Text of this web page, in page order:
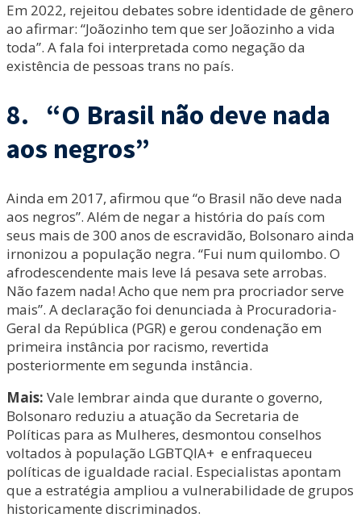
Em 2022, rejeitou debates sobre identidade de gênero
ao afirmar: “Joãozinho tem que ser Joãozinho a vida
toda”. A fala foi interpretada como negação da
existência de pessoas trans no país.
8. “O Brasil não deve nada
aos negros”
Ainda em 2017, afirmou que “o Brasil não deve nada
aos negros”. Além de negar a história do país com
seus mais de 300 anos de escravidão, Bolsonaro ainda
irnonizou a população negra. “Fui num quilombo. O
afrodescendente mais leve lá pesava sete arrobas.
Não fazem nada! Acho que nem pra procriador serve
mais”. A declaração foi denunciada à Procuradoria-
Geral da República (PGR) e gerou condenação em
primeira instância por racismo, revertida
posteriormente em segunda instância.
Mais: Vale lembrar ainda que durante o governo,
Bolsonaro reduziu a atuação da Secretaria de
Políticas para as Mulheres, desmontou conselhos
voltados à população LGBTQIA+ e enfraqueceu
políticas de igualdade racial. Especialistas apontam
que a estratégia ampliou a vulnerabilidade de grupos
historicamente discriminados.